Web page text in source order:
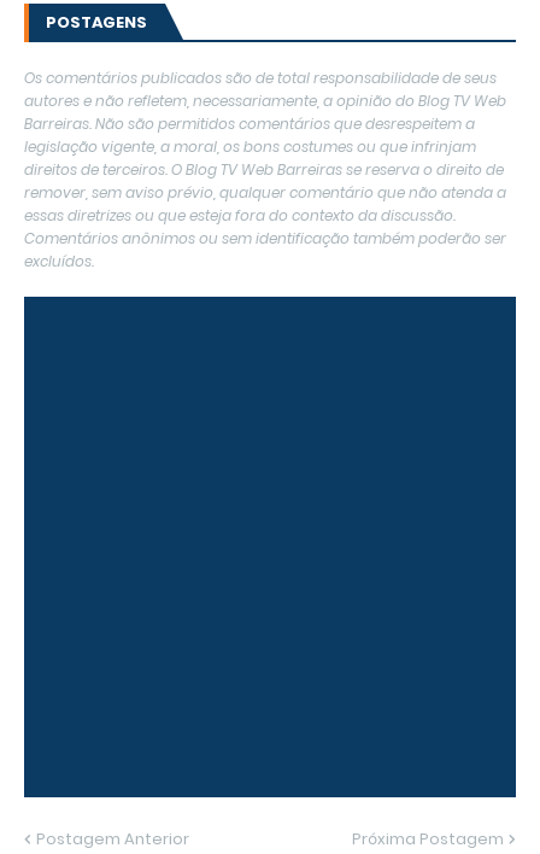
POSTAGENS
Os comentários publicados são de total responsabilidade de seus
autores e não refletem, necessariamente, a opinião do Blog TV Web
Barreiras. Não são permitidos comentários que desrespeitem a
legislação vigente, a moral, os bons costumes ou que infrinjam
direitos de terceiros. O Blog TV Web Barreiras se reserva o direito de
remover, sem aviso prévio, qualquer comentário que não atenda a
essas diretrizes ou que esteja fora do contexto da discussão.
Comentários anônimos ou sem identificação também poderão ser
excluídos.
Postagem Anterior Próxima Postagem